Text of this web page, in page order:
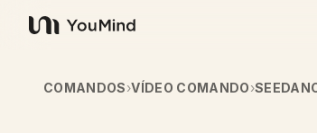
YouMind
COMANDOS›VÍDEO COMANDO›